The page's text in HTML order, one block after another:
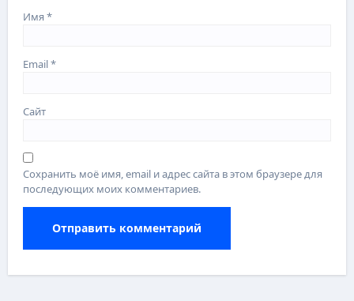
Имя*
Email*
Сайт
Сохранить моё имя, email и адрес сайта в этом браузере для
последующих моих комментариев.